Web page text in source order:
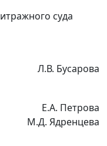
суда
Л.В. Бусарова
Е.А. Петрова
М.Д. Ядренцева